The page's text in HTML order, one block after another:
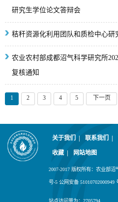
研究生学位论文答辩会
秸秆资源化利用团队和质检中心研
农业农村部成都沼气科学研究所
复核通知
1 2 3 4 5 下一页
关于我们 联系我们
收藏 网站地图
2007-2017 版权所有：农业部沼
号-5 公网安备 51010702000949
站点访问量为： 2705794